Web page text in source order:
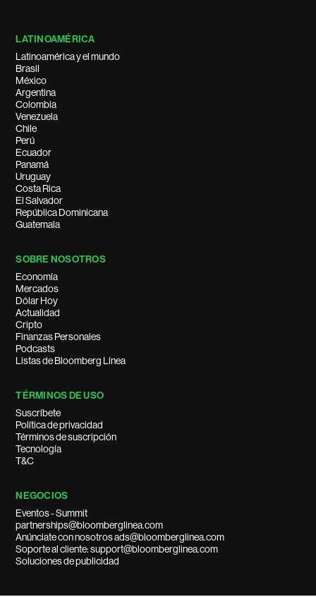
LATINOAMÉRICA
Latinoamérica y el mundo
Brasil
México
Argentina
Colombia
Venezuela
Chile
Perú
Ecuador
Panamá
Uruguay
Costa Rica
El Salvador
República Dominicana
Guatemala
SOBRE NOSOTROS
Economía
Mercados
Dólar Hoy
Actualidad
Cripto
Finanzas Personales
Podcasts
Listas de Bloomberg Línea
TÉRMINOS DE USO
Suscríbete
Política de privacidad
Términos de suscripción
Tecnología
T&C
NEGOCIOS
Eventos - Summit
partnerships@bloomberglinea.com
Anúnciate con nosotros ads@bloomberglinea.com
Soporte al cliente: support@bloomberglinea.com
Soluciones de publicidad